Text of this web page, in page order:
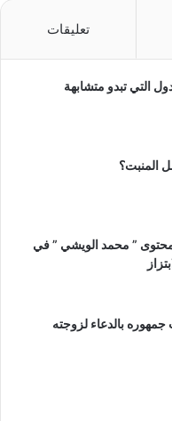
تعليقات
التي تبدو متشابهة
المنبت؟
” محمد الويشي ” في
بالدعاء لزوجته